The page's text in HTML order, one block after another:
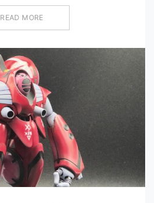
READ MORE